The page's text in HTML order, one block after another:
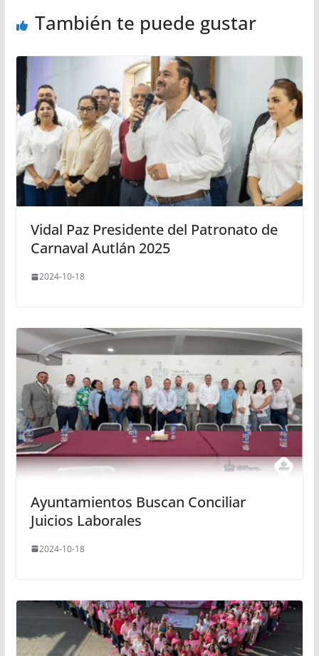
También te puede gustar
Vidal Paz Presidente del Patronato de
Carnaval Autlán 2025
2024-10-18
Ayuntamientos Buscan Conciliar
Juicios Laborales
2024-10-18